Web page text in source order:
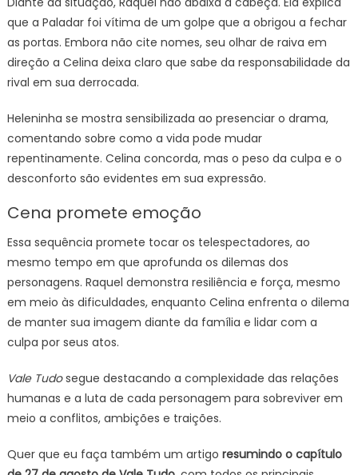
que a Paladar foi vítima de um golpe que a obrigou a fechar
as portas. Embora não cite nomes, seu olhar de raiva em
direção a Celina deixa claro que sabe da responsabilidade da
rival em sua derrocada.
Heleninha se mostra sensibilizada ao presenciar o drama,
comentando sobre como a vida pode mudar
repentinamente. Celina concorda, mas o peso da culpa e o
desconforto são evidentes em sua expressão.
Cena promete emoção
Essa sequência promete tocar os telespectadores, ao
mesmo tempo em que aprofunda os dilemas dos
personagens. Raquel demonstra resiliência e força, mesmo
em meio às dificuldades, enquanto Celina enfrenta o dilema
de manter sua imagem diante da família e lidar com a
culpa por seus atos.
Vale Tudosegue destacando a complexidade das relações
humanas e a luta de cada personagem para sobreviver em
meio a conflitos, ambições e traições.
Quer que eu faça também um artigo resumindo o capítulo